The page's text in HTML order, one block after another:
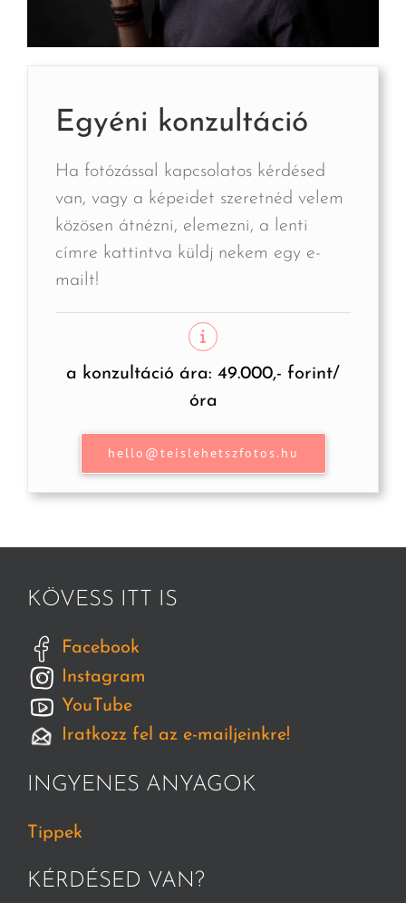
Egyéni konzultáció
Ha fotózással kapcsolatos kérdésed
van, vagy a képeidet szeretnéd velem
közösen átnézni, elemezni, a lenti
címre kattintva küldj nekem egy e-
mailt!
a konzultáció ára: 49.000,- forint/
óra
hello@teislehetszfotos.hu
KÖVESS ITT IS
Facebook
Instagram
YouTube
Iratkozz fel az e-mailjeinkre!
INGYENES ANYAGOK
Tippek
KÉRDÉSED VAN?